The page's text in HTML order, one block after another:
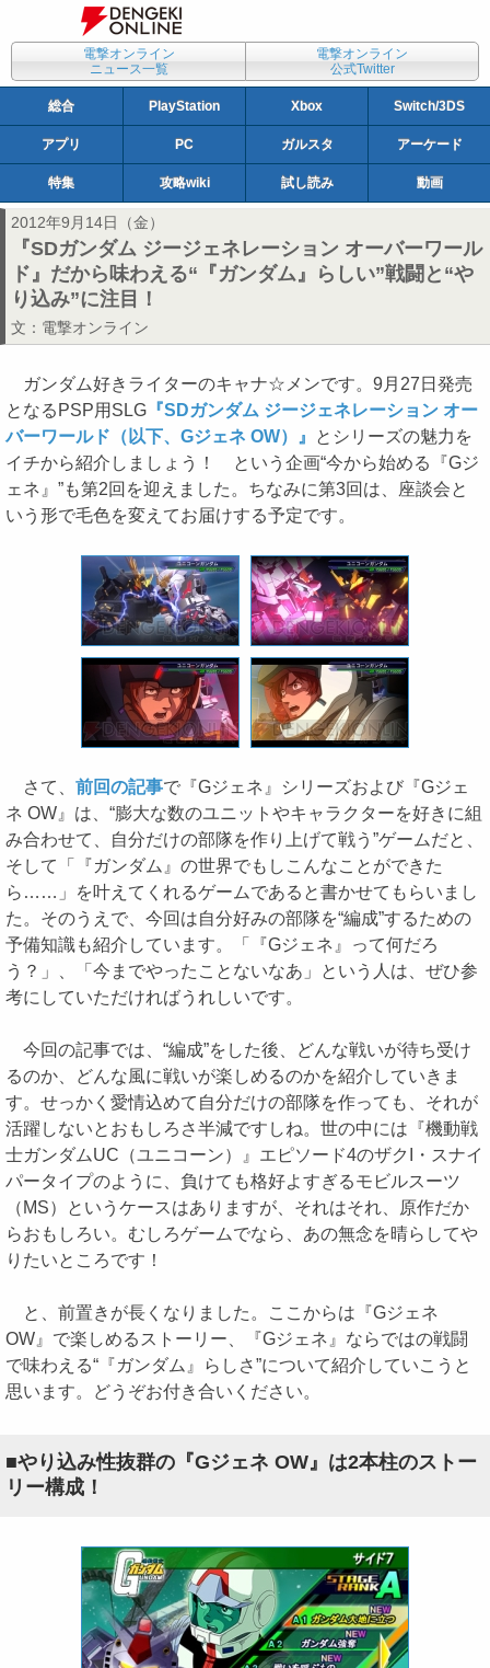
電撃オンライン
ニュース一覧
電撃オンライン
公式Twitter
総合 PlayStation Xbox Switch/3DS
アプリ PC ガルスタ アーケード
特集 攻略wiki 試し読み 動画
2012年9月14日（金）
『SDガンダム ジージェネレーション オーバーワール
ド』だから味わえる“『ガンダム』らしい”戦闘と“や
り込み”に注目！
文： 電撃オンライン
ガンダム好きライターのキャナ☆メンです。9月27日発売
となるPSP用SLG 『SDガンダム ジージェネレーション オー
バーワールド（以下、Gジェネ OW）』
とシリーズの魅力を
イチから紹介しましょう！ という企画“今から始める『Gジ
ェネ』”も第2回を迎えました。ちなみに第3回は、座談会と
いう形で毛色を変えてお届けする予定です。
さて、 前回の記事で『Gジェネ』シリーズおよび『Gジェ
ネ OW』は、“膨大な数のユニットやキャラクターを好きに組
み合わせて、自分だけの部隊を作り上げて戦う”ゲームだと、
そして「『ガンダム』の世界でもしこんなことができた
ら……」を叶えてくれるゲームであると書かせてもらいまし
た。そのうえで、今回は自分好みの部隊を“編成”するための
予備知識も紹介しています。「『Gジェネ』って何だろ
う？」、「今までやったことないなあ」という人は、ぜひ参
考にしていただければうれしいです。
今回の記事では、“編成”をした後、どんな戦いが待ち受け
るのか、どんな風に戦いが楽しめるのかを紹介していきま
す。せっかく愛情込めて自分だけの部隊を作っても、それが
活躍しないとおもしろさ半減ですしね。世の中には『機動戦
士ガンダムUC（ユニコーン）』エピソード4のザクI・スナイ
パータイプのように、負けても格好よすぎるモビルスーツ
（MS）というケースはありますが、それはそれ、原作だか
らおもしろい。むしろゲームでなら、あの無念を晴らしてや
りたいところです！
と、前置きが長くなりました。ここからは『Gジェネ
OW』で楽しめるストーリー、『Gジェネ』ならではの戦闘
で味わえる“『ガンダム』らしさ”について紹介していこうと
思います。どうぞお付き合いください。
■やり込み性抜群の『Gジェネ OW』は2本柱のストー
リー構成！